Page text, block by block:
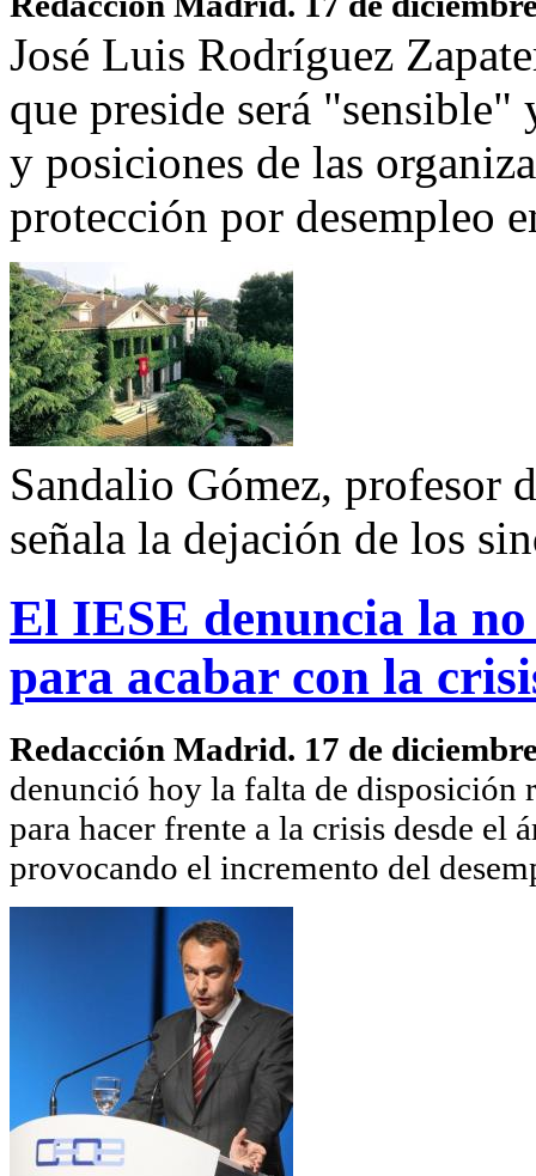
José Luis Rodríguez
que preside será "sensible"
y posiciones de las
protección por desempleo
Sandalio Gómez, profesor
señala la dejación de los
El IESE denuncia la
para acabar con la
Redacción Madrid. 17 de
denunció hoy la falta de disposición
para hacer frente a la crisis desde el
provocando el incremento del